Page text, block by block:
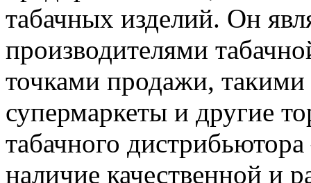
табачных изделий. Он
производителями
точками продажи,
супермаркеты и другие
табачного
наличие качественной и